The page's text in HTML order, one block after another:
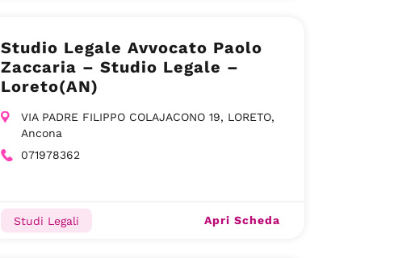
Studio Legale Avvocato Paolo
Zaccaria – Studio Legale –
Loreto(AN)
VIA PADRE FILIPPO COLAJACONO 19, LORETO,
Ancona
071978362
Studi Legali Apri Scheda